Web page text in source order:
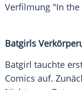
Verfilmung "In the
Batgirls
Batgirl tauchte
Comics auf.